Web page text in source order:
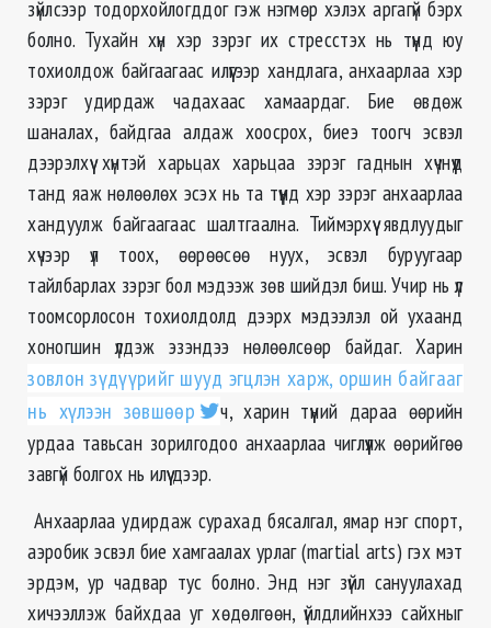
зүйлсээр тодорхойлогддог гэж нэгмөр хэлэх аргагүй бэрх
болно. Тухайн хүн хэр зэрэг их стресстэх нь түүнд юу
тохиолдож байгаагаас илүүгээр хандлага, анхаарлаа хэр
зэрэг удирдаж чадахаас хамаардаг. Бие өвдөж
шаналах, байдгаа алдаж хоосрох, биеэ тоогч эсвэл
дээрэлхүү хүнтэй харьцах харьцаа зэрэг гаднын хүчнүүд
танд яаж нөлөөлөх эсэх нь та түүнд хэр зэрэг анхаарлаа
хандуулж байгаагаас шалтгаална. Тиймэрхүү явдлуудыг
хүчээр үл тоох, өөрөөсөө нуух, эсвэл буруугаар
тайлбарлах зэрэг бол мэдээж зөв шийдэл биш. Учир нь үл
тоомсорлосон тохиолдолд дээрх мэдээлэл ой ухаанд
хоногшин үлдэж эзэндээ нөлөөлсөөр байдаг. Харин
зовлон зүдүүрийг шууд эгцлэн харж, оршин байгааг
нь хүлээн зөвшөөр
ч, харин түүний дараа өөрийн
урдаа тавьсан зорилгодоо анхаарлаа чиглүүлж өөрийгөө
завгүй болгох нь илүү дээр.
Анхаарлаа удирдаж сурахад бясалгал, ямар нэг спорт,
аэробик эсвэл бие хамгаалах урлаг (martial arts) гэх мэт
эрдэм, ур чадвар тус болно. Энд нэг зүйл сануулахад
хичээллэж байхдаа уг хөдөлгөөн, үйлдлийнхээ сайхныг